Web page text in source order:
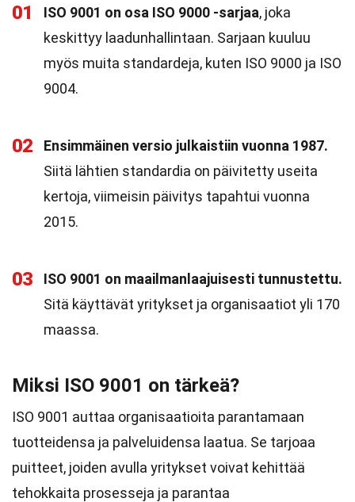
01 ISO 9001 on osa ISO 9000 -sarjaa, joka
keskittyy laadunhallintaan. Sarjaan kuuluu
myös muita standardeja, kuten ISO 9000 ja ISO
9004.
02
Ensimmäinen versio julkaistiin vuonna 1987.
Siitä lähtien standardia on päivitetty useita
kertoja, viimeisin päivitys tapahtui vuonna
2015.
03
ISO 9001 on maailmanlaajuisesti tunnustettu.
Sitä käyttävät yritykset ja organisaatiot yli 170
maassa.
Miksi ISO 9001 on tärkeä?
ISO 9001 auttaa organisaatioita parantamaan
tuotteidensa ja palveluidensa laatua. Se tarjoaa
puitteet, joiden avulla yritykset voivat kehittää
tehokkaita prosesseja ja parantaa